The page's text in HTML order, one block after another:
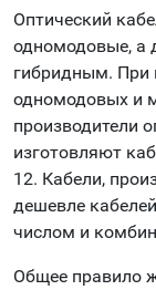
Оптический
одномодовые, а
гибридным. При
одномодовых и
производители
изготовляют
12. Кабели,
дешевле
числом и
Общее правило